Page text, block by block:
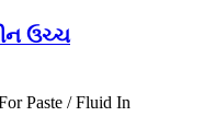
ઉચ્ચ